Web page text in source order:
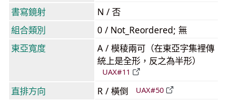
書寫鏡射
N / 否
組合類別
0 / Not_Reordered; 無
東亞寬度
A / 模稜兩可（在東亞字集裡傳
統上是全形，反之為半形）
UAX#11
直排方向 R / 橫倒 UAX#50